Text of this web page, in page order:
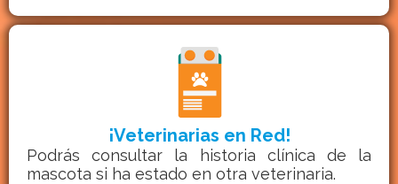
¡Veterinarias en Red!
Podrás consultar la historia clínica de la
mascota si ha estado en otra veterinaria.